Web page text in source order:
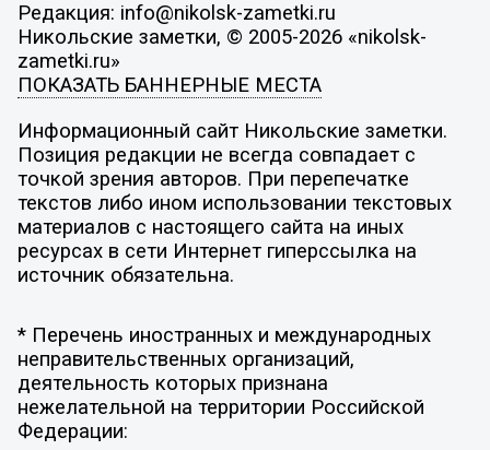
Редакция: info@nikolsk-zametki.ru
Никольские заметки, © 2005-2026 «nikolsk-
zametki.ru»
ПОКАЗАТЬ БАННЕРНЫЕ МЕСТА
Информационный сайт Никольские заметки.
Позиция редакции не всегда совпадает с
точкой зрения авторов. При перепечатке
текстов либо ином использовании текстовых
материалов с настоящего сайта на иных
ресурсах в сети Интернет гиперссылка на
источник обязательна.
* Перечень иностранных и международных
неправительственных организаций,
деятельность которых признана
нежелательной на территории Российской
Федерации: